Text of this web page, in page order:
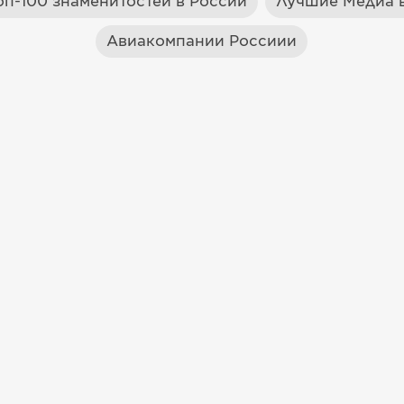
Авиакомпании Россиии